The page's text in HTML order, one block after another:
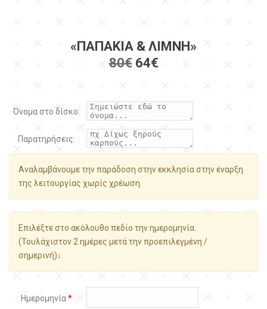
«ΠΑΠΆΚΙΑ & ΛΊΜΝΗ»
80€64€
Όνομα στο δίσκο:
Παρατηρήσεις:
Αναλαμβάνουμε την παράδοση στην εκκλησία στην έναρξη
της λειτουργίας χωρίς χρέωση.
Επιλέξτε στο ακόλουθο πεδίο την ημερομηνία.
(Τουλάχιστον 2 ημέρες μετά την προεπιλεγμένη /
σημερινή)↓
Ημερομηνία*